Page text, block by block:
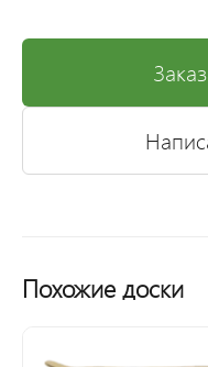
Похожие доски